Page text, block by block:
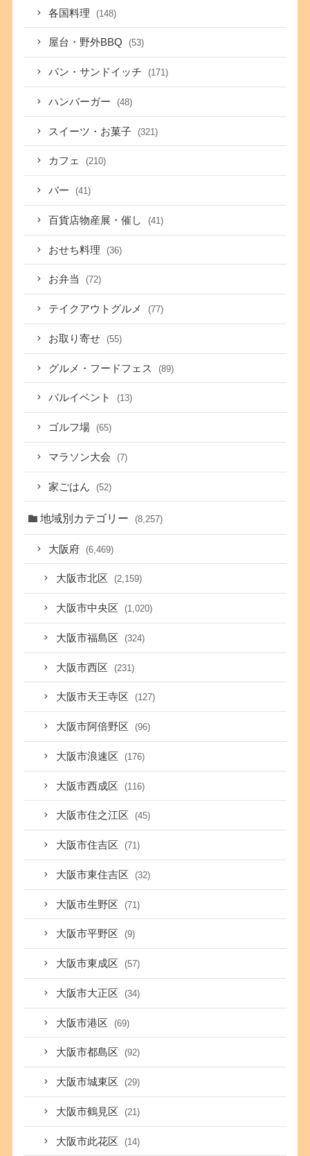
各国料理 (148)
屋台・野外BBQ (53)
パン・サンドイッチ (171)
ハンバーガー (48)
スイーツ・お菓子 (321)
カフェ (210)
バー (41)
百貨店物産展・催し (41)
おせち料理 (36)
お弁当 (72)
テイクアウトグルメ (77)
お取り寄せ (55)
グルメ・フードフェス (89)
バルイベント (13)
ゴルフ場 (65)
マラソン大会 (7)
家ごはん (52)
地域別カテゴリー (8,257)
大阪府 (6,469)
大阪市北区 (2,159)
大阪市中央区 (1,020)
大阪市福島区 (324)
大阪市西区 (231)
大阪市天王寺区 (127)
大阪市阿倍野区 (96)
大阪市浪速区 (176)
大阪市西成区 (116)
大阪市住之江区 (45)
大阪市住吉区 (71)
大阪市東住吉区 (32)
大阪市生野区 (71)
大阪市平野区 (9)
大阪市東成区 (57)
大阪市大正区 (34)
大阪市港区 (69)
大阪市都島区 (92)
大阪市城東区 (29)
大阪市鶴見区 (21)
大阪市此花区 (14)